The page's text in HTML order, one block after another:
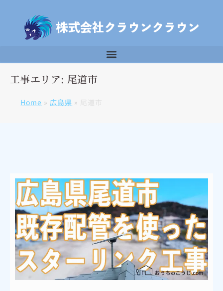
工事エリア: 尾道市
Home » 広島県 »